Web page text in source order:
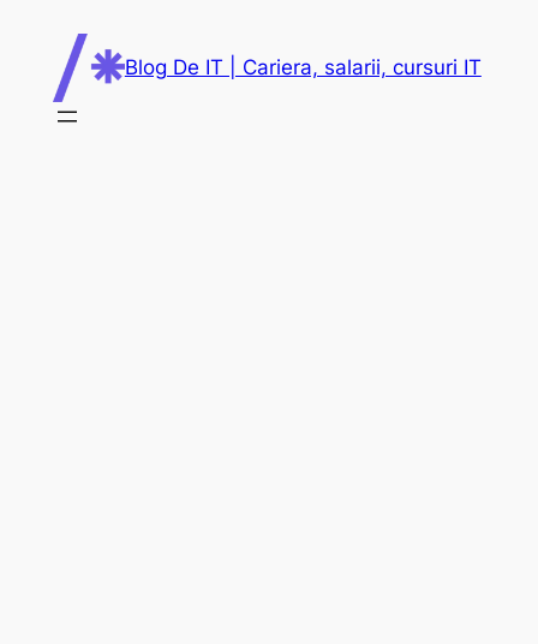
content
Blog De IT | Cariera, salarii, cursuri IT